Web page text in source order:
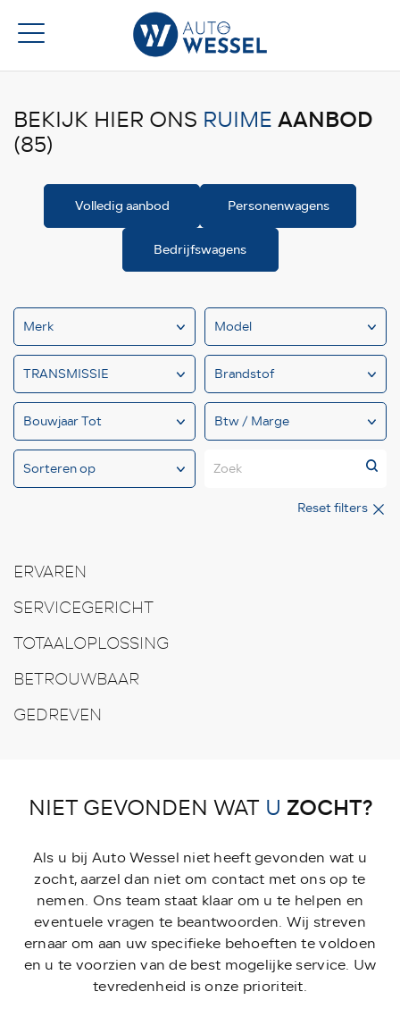
BEKIJK HIER ONS RUIMEAANBOD
(85)
Volledig aanbod Personenwagens
Bedrijfswagens
Zoek
Reset filters
ERVAREN
SERVICEGERICHT
TOTAALOPLOSSING
BETROUWBAAR
GEDREVEN
NIET GEVONDEN WAT U ZOCHT?
Als u bij Auto Wessel niet heeft gevonden wat u
zocht, aarzel dan niet om contact met ons op te
nemen. Ons team staat klaar om u te helpen en
eventuele vragen te beantwoorden. Wij streven
ernaar om aan uw specifieke behoeften te voldoen
en u te voorzien van de best mogelijke service. Uw
tevredenheid is onze prioriteit.